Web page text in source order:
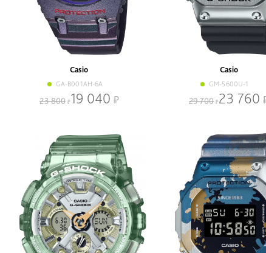
Casio
GA-B001AH-6A
23 800 19 040
Casio
GM-5600U-1
29 700 23 760